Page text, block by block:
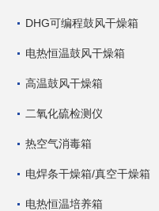
DHG可编程鼓风干燥箱
电热恒温鼓风干燥箱
高温鼓风干燥箱
二氧化硫检测仪
热空气消毒箱
电焊条干燥箱/真空干燥箱
电热恒温培养箱